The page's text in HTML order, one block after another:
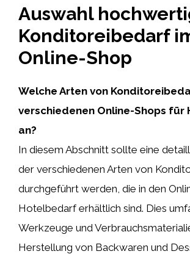
Auswahl
Konditoreibedarf
Online-Shop
Welche Arten von
verschiedenen Online-Shops
an?
In diesem Abschnitt sollte eine
der verschiedenen Arten von
durchgeführt werden, die in den
Hotelbedarf erhältlich sind. Dies
Werkzeuge und
Herstellung von Backwaren und